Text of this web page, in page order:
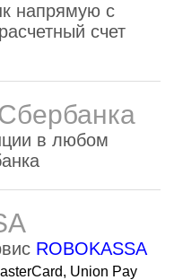
напрямую с
счет
в любом
ROBOKASSA
Union Pay